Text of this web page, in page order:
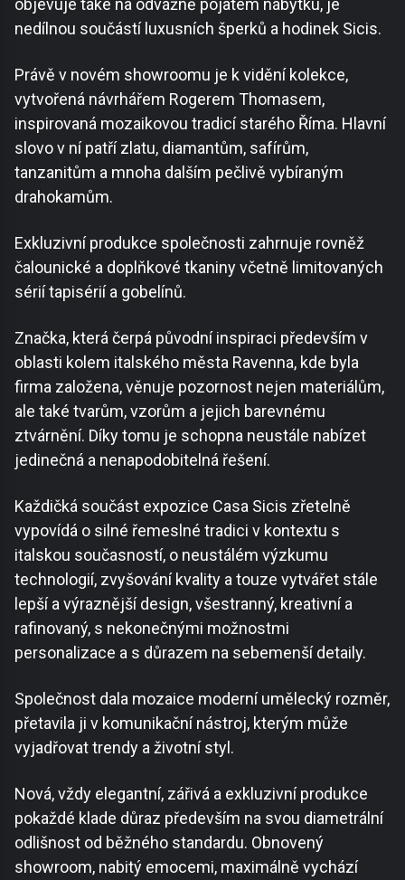
nedílnou součástí luxusních šperků a hodinek Sicis.
Právě v novém showroomu je k vidění kolekce,
vytvořená návrhářem Rogerem Thomasem,
inspirovaná mozaikovou tradicí starého Říma. Hlavní
slovo v ní patří zlatu, diamantům, safírům,
tanzanitům a mnoha dalším pečlivě vybíraným
drahokamům.
Exkluzivní produkce společnosti zahrnuje rovněž
čalounické a doplňkové tkaniny včetně limitovaných
sérií tapisérií a gobelínů.
Značka, která čerpá původní inspiraci především v
oblasti kolem italského města Ravenna, kde byla
firma založena, věnuje pozornost nejen materiálům,
ale také tvarům, vzorům a jejich barevnému
ztvárnění. Díky tomu je schopna neustále nabízet
jedinečná a nenapodobitelná řešení.
Každičká součást expozice Casa Sicis zřetelně
vypovídá o silné řemeslné tradici v kontextu s
italskou současností, o neustálém výzkumu
technologií, zvyšování kvality a touze vytvářet stále
lepší a výraznější design, všestranný, kreativní a
rafinovaný, s nekonečnými možnostmi
personalizace a s důrazem na sebemenší detaily.
Společnost dala mozaice moderní umělecký rozměr,
přetavila ji v komunikační nástroj, kterým může
vyjadřovat trendy a životní styl.
Nová, vždy elegantní, zářivá a exkluzivní produkce
pokaždé klade důraz především na svou diametrální
odlišnost od běžného standardu. Obnovený
showroom, nabitý emocemi, maximálně vychází